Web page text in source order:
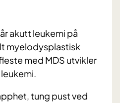
akutt leukemi på
myelodysplastisk
med MDS utvikler
tung pust ved